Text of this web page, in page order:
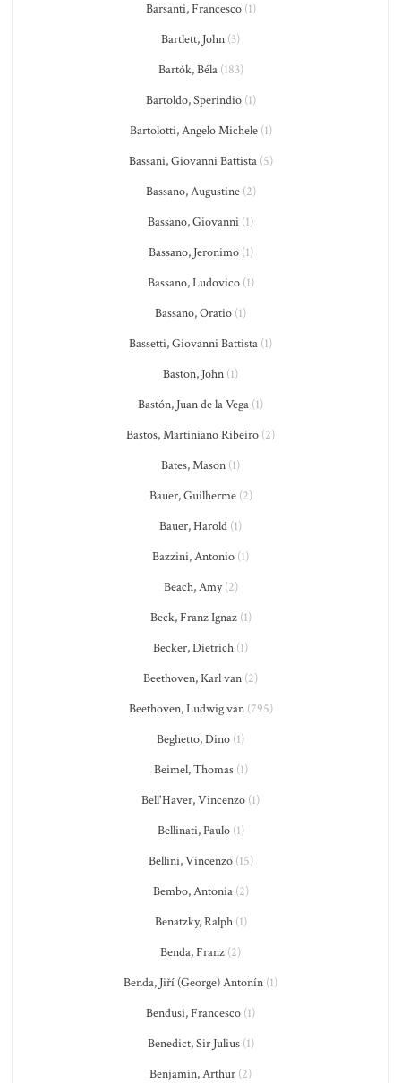
Barsanti, Francesco(1)
Bartlett, John (3)
Bartók, Béla(183)
Bartoldo, Sperindio(1)
Bartolotti, Angelo Michele(1)
Bassani, Giovanni Battista(5)
Bassano, Augustine(2)
Bassano, Giovanni (1)
Bassano, Jeronimo(1)
Bassano, Ludovico(1)
Bassano, Oratio (1)
Bassetti, Giovanni Battista (1)
Baston, John (1)
Bastón, Juan de la Vega (1)
Bastos, Martiniano Ribeiro (2)
Bates, Mason (1)
Bauer, Guilherme(2)
Bauer, Harold (1)
Bazzini, Antonio (1)
Beach, Amy(2)
Beck, Franz Ignaz(1)
Becker, Dietrich (1)
Beethoven, Karl van (2)
Beethoven, Ludwig van(795)
Beghetto, Dino (1)
Beimel, Thomas(1)
Bell'Haver, Vincenzo (1)
Bellinati, Paulo(1)
Bellini, Vincenzo(15)
Bembo, Antonia(2)
Benatzky, Ralph(1)
Benda, Franz (2)
Benda, Jiří (George) Antonín (1)
Bendusi, Francesco (1)
Benedict, Sir Julius(1)
Benjamin, Arthur (2)